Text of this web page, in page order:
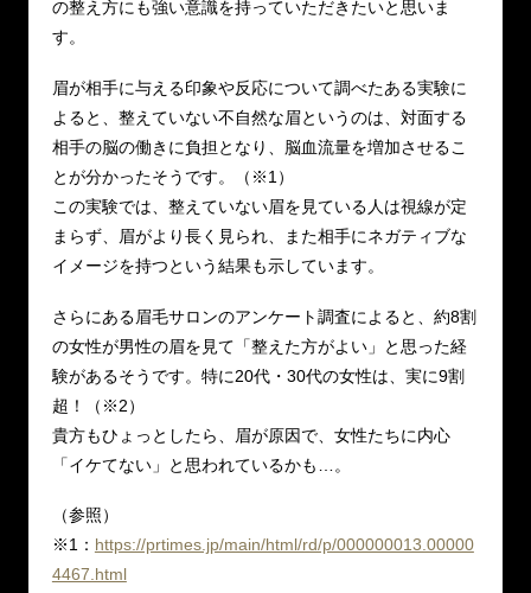
の整え方にも強い意識を持っていただきたいと思いま
す。
眉が相手に与える印象や反応について調べたある実験に
よると、整えていない不自然な眉というのは、対面する
相手の脳の働きに負担となり、脳血流量を増加させるこ
とが分かったそうです。（※1）
この実験では、整えていない眉を見ている人は視線が定
まらず、眉がより長く見られ、また相手にネガティブな
イメージを持つという結果も示しています。
さらにある眉毛サロンのアンケート調査によると、約8割
の女性が男性の眉を見て「整えた方がよい」と思った経
験があるそうです。特に20代・30代の女性は、実に9割
超！（※2）
貴方もひょっとしたら、眉が原因で、女性たちに内心
「イケてない」と思われているかも…。
（参照）
※1： https://prtimes.jp/main/html/rd/p/000000013.00000
4467.html